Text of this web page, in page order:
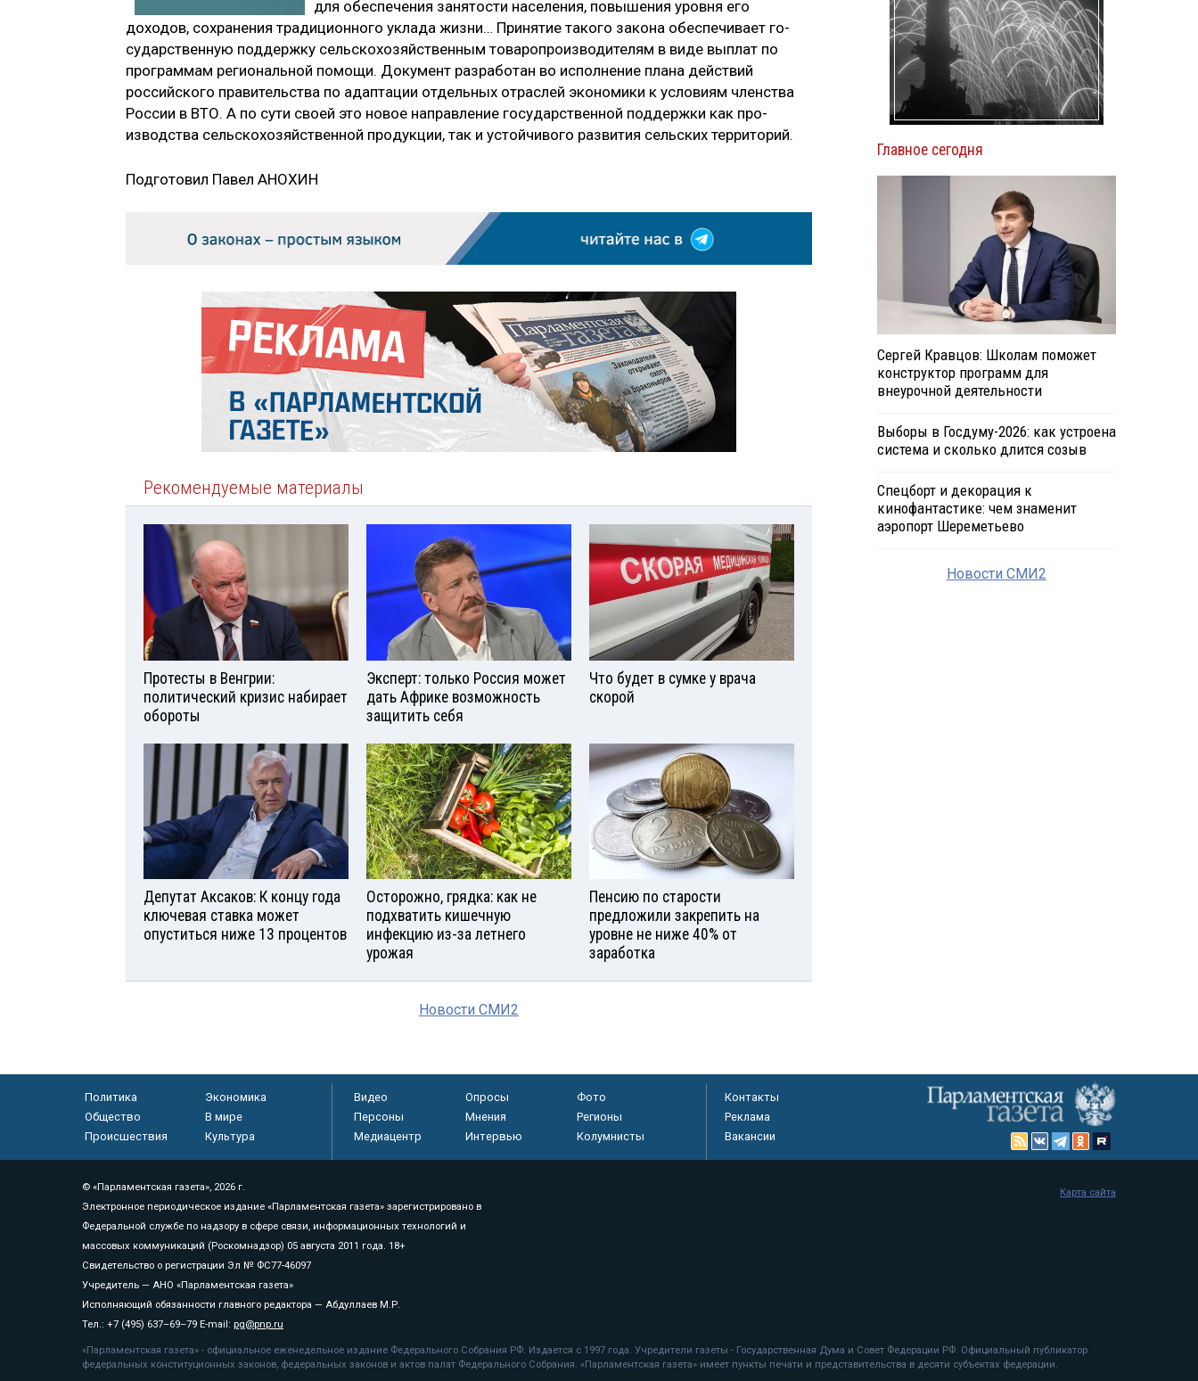
для обеспе­чения занятости населения, повыше­ния уровня его
доходов, сохранения традиционного уклада жизни… При­нятие такого закона обеспечивает го­
сударственную поддержку сельскохо­зяйственным товаропроизводителям в виде выплат по
программам реги­ональной помощи. Документ разра­ботан во исполнение плана действий
российского правительства по адап­тации отдельных отраслей экономики к условиям членства
России в ВТО. А по сути своей это новое направление государственной поддержки как про­
изводства сельскохозяйственной про­дукции, так и устойчивого развития сельских территорий.
Подготовил Павел АНОХИН
Рекомендуемые материалы
Протесты в Венгрии:
политический кризис набирает
обороты
Эксперт: только Россия может
дать Африке возможность
защитить себя
Что будет в сумке у врача
скорой
Депутат Аксаков: К концу года
ключевая ставка может
опуститься ниже 13 процентов
Осторожно, грядка: как не
подхватить кишечную
инфекцию из-за летнего
урожая
Пенсию по старости
предложили закрепить на
уровне не ниже 40% от
заработка
Новости СМИ2
Главное сегодня
Сергей Кравцов: Школам поможет
конструктор программ для
внеурочной деятельности
Выборы в Госдуму-2026: как устроена
система и сколько длится созыв
Спецборт и декорация к
кинофантастике: чем знаменит
аэропорт Шереметьево
Новости СМИ2
Политика
Экономика
Общество
В мире
Происшествия
Культура
Видео Опросы
Фото
Персоны
Мнения
Регионы
Медиацентр
Интервью Колумнисты
Контакты
Реклама
Вакансии
© «Парламентская газета», 2026 г.
Электронное периодическое издание «Парламентская газета» зарегистрировано в
Федеральной службе по надзору в сфере связи, информационных технологий и
массовых коммуникаций (Роскомнадзор) 05 августа 2011 года. 18+
Свидетельство о регистрации Эл № ФС77-46097
Учредитель — АНО «Парламентская газета»
Исполняющий обязанности главного редактора — Абдуллаев М.Р.
Тел.: +7 (495) 637–69–79 E-mail: pg@pnp.ru
«Парламентская газета» - официальное еженедельное издание Федерального Собрания РФ. Издается с 1997 года. Учредители газеты - Государственная Дума и Совет Федерации РФ. Официальный публикатор
федеральных конституционных законов, федеральных законов и актов палат Федерального Собрания. «Парламентская газета» имеет пункты печати и представительства в десяти субъектах федерации.
Карта сайта